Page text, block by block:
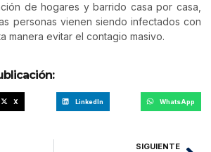
de hogares y barrido casa por casa,
personas vienen siendo infectados con
manera evitar el contagio masivo.
X LinkedIn WhatsApp
SIGUIENTE